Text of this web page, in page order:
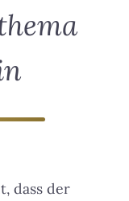
dass der